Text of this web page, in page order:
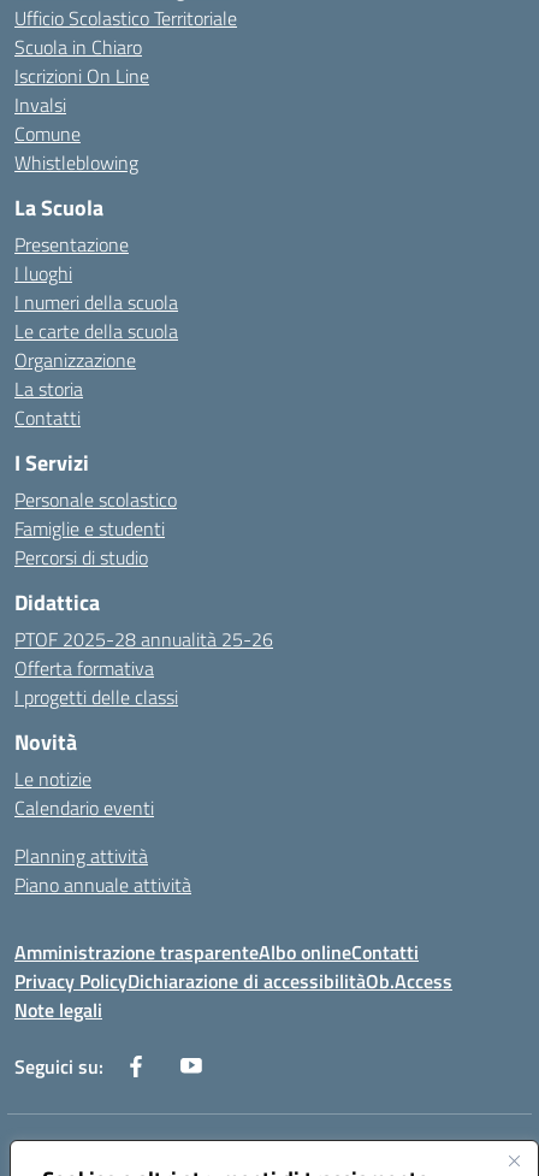
Ufficio Scolastico Territoriale
Scuola in Chiaro
Iscrizioni On Line
Invalsi
Comune
Whistleblowing
La Scuola
Presentazione
I luoghi
I numeri della scuola
Le carte della scuola
Organizzazione
La storia
Contatti
I Servizi
Personale scolastico
Famiglie e studenti
Percorsi di studio
Didattica
PTOF 2025-28 annualità 25-26
Offerta formativa
I progetti delle classi
Novità
Le notizie
Calendario eventi
Planning attività
Piano annuale attività
Amministrazione trasparenteAlbo onlineContatti
Privacy PolicyDichiarazione di accessibilitàOb.Access
Note legali
Seguici su:
Indirizzo: